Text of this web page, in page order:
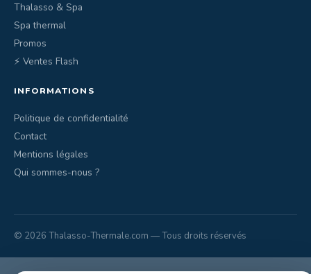
Thalasso & Spa
Spa thermal
Promos
⚡ Ventes Flash
INFORMATIONS
Politique de confidentialité
Contact
Mentions légales
Qui sommes-nous ?
© 2026 Thalasso-Thermale.com — Tous droits réservés